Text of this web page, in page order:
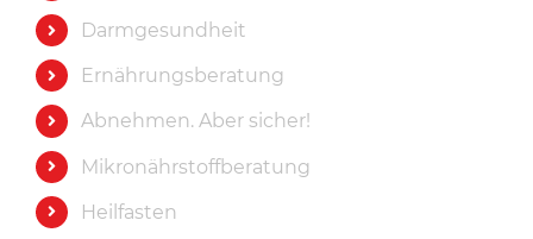
Darmgesundheit
Ernährungsberatung
Abnehmen. Aber sicher!
Mikronährstoffberatung
Heilfasten